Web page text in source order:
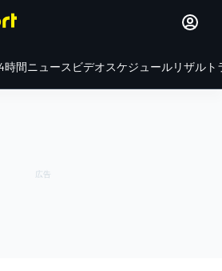
時間ニュース ビデオスケジュールリザルト